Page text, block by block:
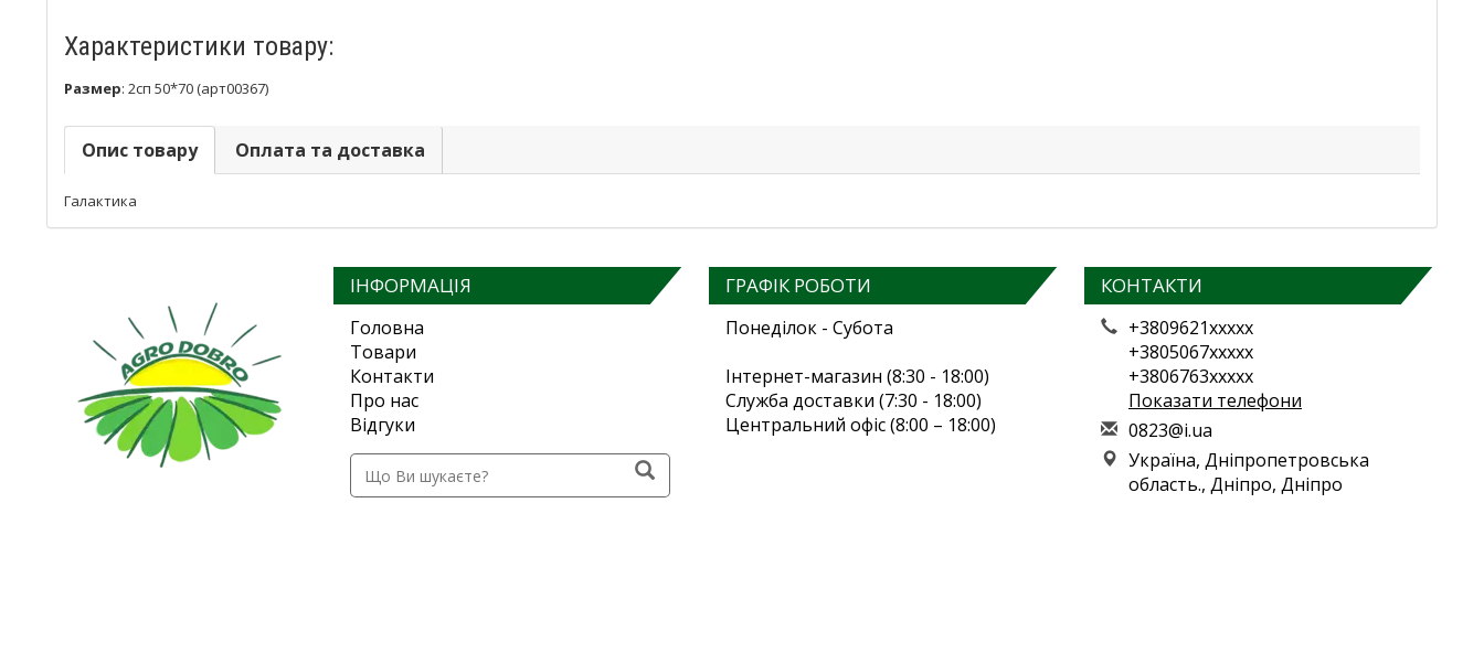
Характеристики товару:
Размер: 2сп 50*70 (арт00367)
Опис товару Оплата та доставка
Галактика
ІНФОРМАЦІЯ
Головна
Товари
Контакти
Про нас
Відгуки
ГРАФІК РОБОТИ
Понеділок - Субота
Інтернет-магазин (8:30 - 18:00)
Служба доставки (7:30 - 18:00)
Центральний офіс (8:00 – 18:00)
КОНТАКТИ
+3809621xxxxx
+3805067xxxxx
+3806763xxxxx
Показати телефони
0823@i.ua
Україна, Дніпропетровська
область., Дніпро, Дніпро